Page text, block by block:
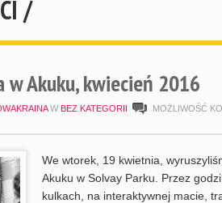
/
w Akuku, kwiecień 2016
W BEZ KATEGORII MOŻLIWOŚĆ
We wtorek, 19 kwietnia,
Akuku w Solvay Parku. Przez
kulkach, na interaktywnej macie,